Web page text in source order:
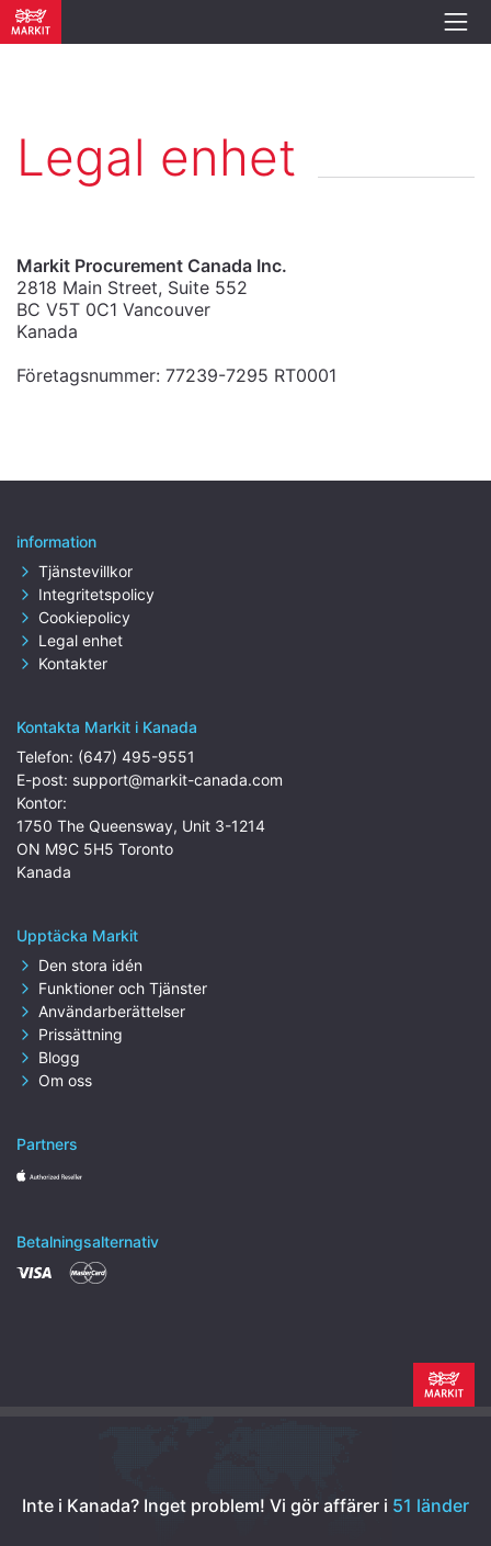
Legal enhet
Markit Procurement Canada Inc.
2818 Main Street, Suite 552
BC V5T 0C1 Vancouver
Kanada
Företagsnummer: 77239-7295 RT0001
information
Tjänstevillkor
Integritetspolicy
Cookiepolicy
Legal enhet
Kontakter
Kontakta Markit i Kanada
Telefon: (647) 495-9551
E-post: support@markit-canada.com
Kontor:
1750 The Queensway, Unit 3-1214
ON M9C 5H5 Toronto
Kanada
Upptäcka Markit
Den stora idén
Funktioner och Tjänster
Användarberättelser
Prissättning
Blogg
Om oss
Partners
Betalningsalternativ
Inte i Kanada? Inget problem! Vi gör affärer i 51 länder